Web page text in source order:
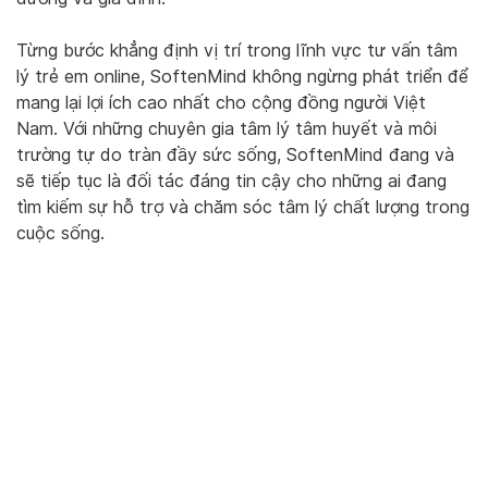
Từng bước khẳng định vị trí trong lĩnh vực tư vấn tâm
lý trẻ em online, SoftenMind không ngừng phát triển để
mang lại lợi ích cao nhất cho cộng đồng người Việt
Nam. Với những chuyên gia tâm lý tâm huyết và môi
trường tự do tràn đầy sức sống, SoftenMind đang và
sẽ tiếp tục là đối tác đáng tin cậy cho những ai đang
tìm kiếm sự hỗ trợ và chăm sóc tâm lý chất lượng trong
cuộc sống.